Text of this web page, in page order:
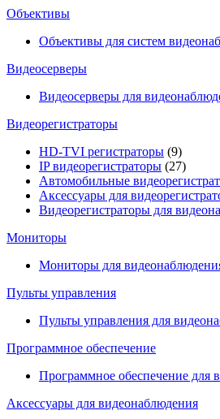
Объективы
Объективы для систем
Видеосерверы
Видеосерверы для
Видеорегистраторы
HD-TVI регистраторы (9)
IP видеорегистраторы (27)
Автомобильные
Аксессуары для
Видеорегистраторы для
Мониторы
Мониторы для
Пульты управления
Пульты управления для
Программное обеспечение
Программное обеспечение для
Аксессуары для видеонаблюдения